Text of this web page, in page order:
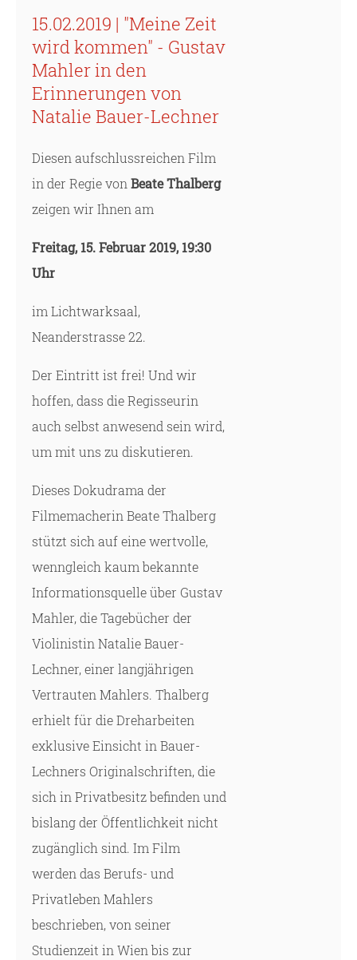
15.02.2019 | "Meine Zeit
wird kommen" - Gustav
Mahler in den
Erinnerungen von
Natalie Bauer-Lechner
Diesen aufschlussreichen Film
in der Regie von Beate Thalberg
zeigen wir Ihnen am
Freitag, 15. Februar 2019, 19:30
Uhr
im Lichtwarksaal,
Neanderstrasse 22.
Der Eintritt ist frei! Und wir
hoffen, dass die Regisseurin
auch selbst anwesend sein wird,
um mit uns zu diskutieren.
Dieses Dokudrama der
Filmemacherin Beate Thalberg
stützt sich auf eine wertvolle,
wenngleich kaum bekannte
Informationsquelle über Gustav
Mahler, die Tagebücher der
Violinistin Natalie Bauer-
Lechner, einer langjährigen
Vertrauten Mahlers. Thalberg
erhielt für die Dreharbeiten
exklusive Einsicht in Bauer-
Lechners Originalschriften, die
sich in Privatbesitz befinden und
bislang der Öffentlichkeit nicht
zugänglich sind. Im Film
werden das Berufs- und
Privatleben Mahlers
beschrieben, von seiner
Studienzeit in Wien bis zur